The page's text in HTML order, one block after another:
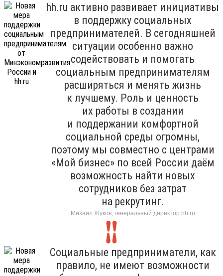
hh.ru активно развивает инициативы
в поддержку социальных
предпринимателей. В сегодняшней
ситуации особенно важно
содействовать и помогать
социальным предпринимателям
расширяться и менять жизнь
к лучшему. Роль и ценность
их работы в создании
и поддержании комфортной
социальной среды огромны,
поэтому мы совместно с центрами
«Мой бизнес» по всей России даём
возможность найти новых
сотрудников без затрат
на рекрутинг.
Михаил Жуков, генеральный директор hh.ru
Социальные предприниматели, как
правило, не имеют возможности